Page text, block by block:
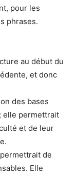
pour les
phrases.
au début du
et donc
des bases
elle permettrait
et de leur
de
Elle